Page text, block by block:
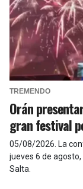
TREMENDO
Orán
gran festival
05/08/2026 La
jueves 6 de
Salta.